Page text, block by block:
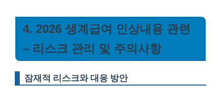
4. 2026 생계급여 인상내용 관련
– 리스크 관리 및 주의사항
잠재적 리스크와 대응 방안